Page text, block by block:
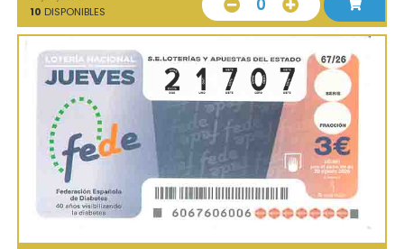
10 DISPONIBLES 0